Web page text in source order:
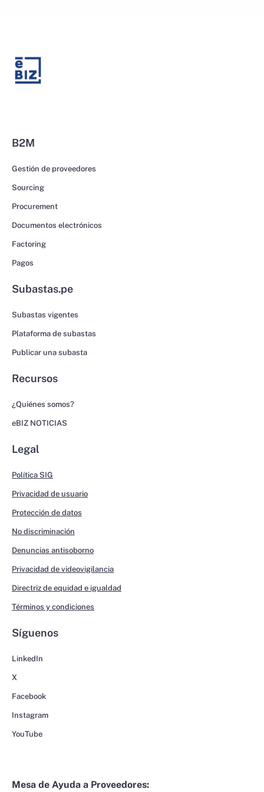
B2M
Gestión de proveedores
Sourcing
Procurement
Documentos electrónicos
Factoring
Pagos
Subastas.pe
Subastas vigentes
Plataforma de subastas
Publicar una subasta
Recursos
¿Quiénes somos?
eBIZ NOTICIAS
Legal
Política SIG
Privacidad de usuario
Protección de datos
No discriminación
Denuncias antisoborno
Privacidad de videovigilancia
Directriz de equidad e igualdad
Términos y condiciones
Síguenos
LinkedIn
X
Facebook
Instagram
YouTube
Mesa de Ayuda a Proveedores: